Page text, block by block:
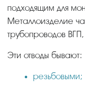
подходящим для
Металлоизделие
трубопроводов
Эти отводы бывают:
резьбовыми;